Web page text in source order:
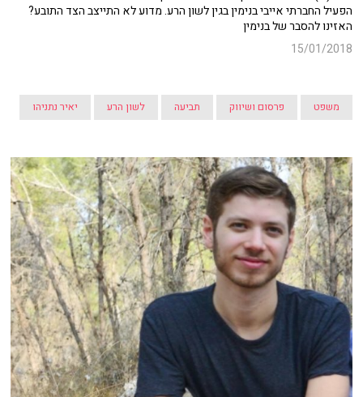
הפעיל החברתי אייבי בנימין בגין לשון הרע. מדוע לא התייצב הצד התובע?
האזינו להסבר של בנימין
15/01/2018
משפט פרסום ושיווק תביעה לשון הרע יאיר נתניהו